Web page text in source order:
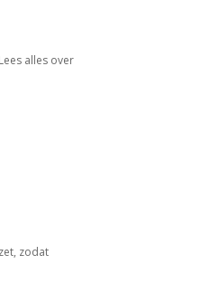
alles over
zodat